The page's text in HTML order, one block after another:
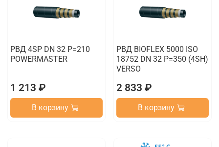
РВД 4SP DN 32 P=210
POWERMASTER
1 213 ₽
В корзину
РВД BIOFLEX 5000 ISO
18752 DN 32 P=350 (4SH)
VERSO
2 833 ₽
В корзину